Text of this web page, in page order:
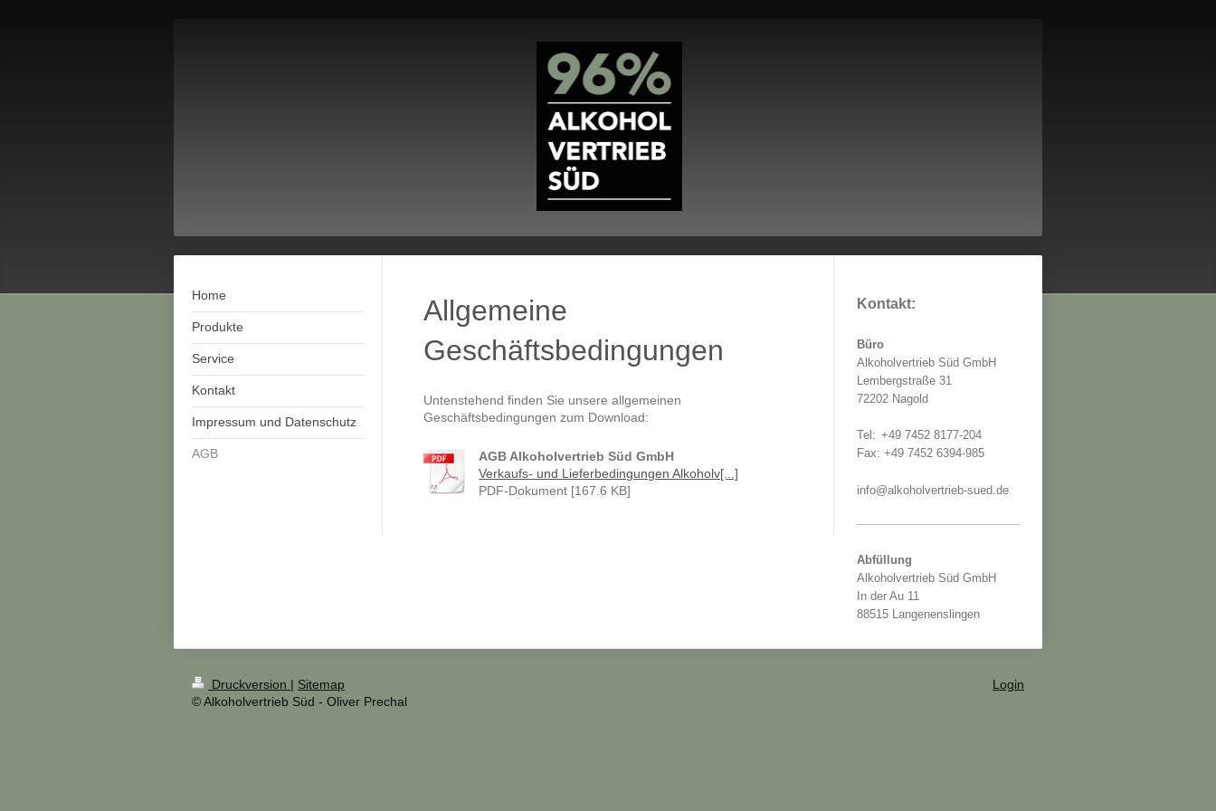
Home
Produkte
Service
Kontakt
Impressum und Datenschutz
AGB
Allgemeine
Geschäftsbedingungen
Untenstehend finden Sie unsere allgemeinen
Geschäftsbedingungen zum Download:
AGB Alkoholvertrieb Süd GmbH
Verkaufs- und Lieferbedingungen Alkoholv[...]
PDF-Dokument [167.6 KB]
Kontakt:
Büro
Alkoholvertrieb Süd GmbH
Lembergstraße 31
72202 Nagold
Tel: +49 7452 8177-204
Fax: +49 7452 6394-985
info@alkoholvertrieb-sued.de
Abfüllung
Alkoholvertrieb Süd GmbH
In der Au 11
88515 Langenenslingen
Druckversion | Sitemap
© Alkoholvertrieb Süd - Oliver Prechal
Login